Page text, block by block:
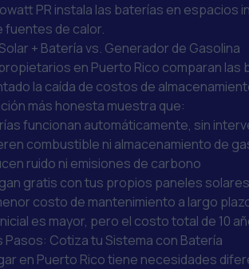
PR instala las baterías en
fuentes de calor.
+ Batería vs. Generador de Gasolina
en Puerto Rico comparan
la caída de costos de
más honesta muestra que:
funcionan automáticamente, sin
combustible ni almacenamiento de
ruido ni emisiones de carbono
gratis con tus propios paneles solares
costo de mantenimiento a largo
es mayor, pero el costo total de 10
Pasos: Cotiza tu Sistema con Batería
en Puerto Rico tiene necesidades